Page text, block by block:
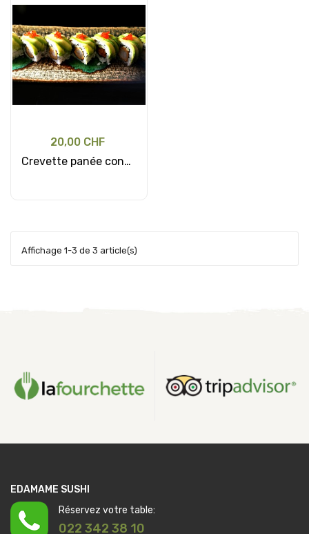
20,00 CHF
Crevette panée concombre
Affichage 1-3 de 3 article(s)
EDAMAME SUSHI
Réservez votre table:
022 342 38 10